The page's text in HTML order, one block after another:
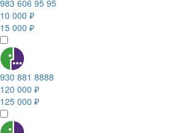
983 606 95 95
10 000 ₽
15 000 ₽
930 881 8888
120 000 ₽
125 000 ₽